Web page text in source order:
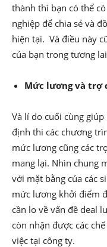
thành thì bạn có thể
nghiệp để chia sẻ và
hiện tại. Và điều này
của bạn trong tương
Mức lương và trợ
Và lí do cuối cùng
định thi các chương
mức lương cũng các
mang lại. Nhìn chung
với mặt bằng của các
mức lương khởi điểm
cần lo về vấn đề deal
còn nhận được các
việc tại công ty.